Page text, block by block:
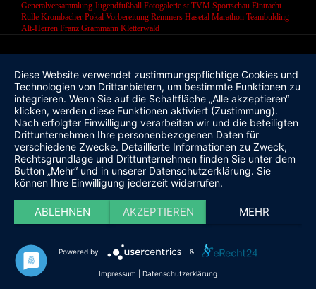
Generalversammlung Jugendfußball Fotogalerie st TVM Sportschau Eintracht
Rulle Krombacher Pokal Vorbereitung Remmers Hasetal Marathon Teambulding
Alt-Herren Franz Grammann Kletterwald
Diese Website verwendet zustimmungspflichtige Cookies und
Technologien von Drittanbietern, um bestimmte Funktionen zu
integrieren. Wenn Sie auf die Schaltfläche „Alle akzeptieren“
klicken, werden diese Funktionen aktiviert (Zustimmung).
Nach erfolgter Einwilligung verarbeiten wir und die beteiligten
Drittunternehmen Ihre personenbezogenen Daten für
verschiedene Zwecke. Detaillierte Informationen zu Zweck,
Rechtsgrundlage und Drittunternehmen finden Sie unter dem
Button „Mehr“ und in unserer Datenschutzerklärung. Sie
können Ihre Einwilligung jederzeit widerrufen.
ABLEHNEN AKZEPTIEREN MEHR
Powered by &
Impressum Datenschutzerklärung